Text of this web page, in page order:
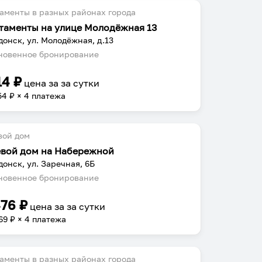
в разных районах города
на улице Молодёжная 13
ул. Молодёжная, д.13
бронирование
₽ цена заза сутки
₽ × 4 платежа
дом
дом на Набережной
ул. Заречная, 6Б
бронирование
₽ цена заза сутки
₽ × 4 платежа
в разных районах города